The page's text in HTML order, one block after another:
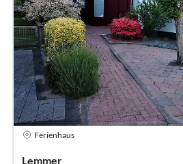
Ferienhaus
Lemmer